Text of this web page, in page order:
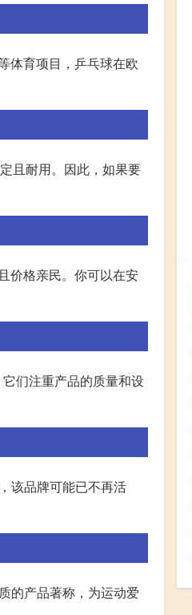
体育项目，乒乓球在欧
且耐用。因此，如果要
价格亲民。你可以在安
们注重产品的质量和设
该品牌可能已不再活
的产品著称，为运动爱